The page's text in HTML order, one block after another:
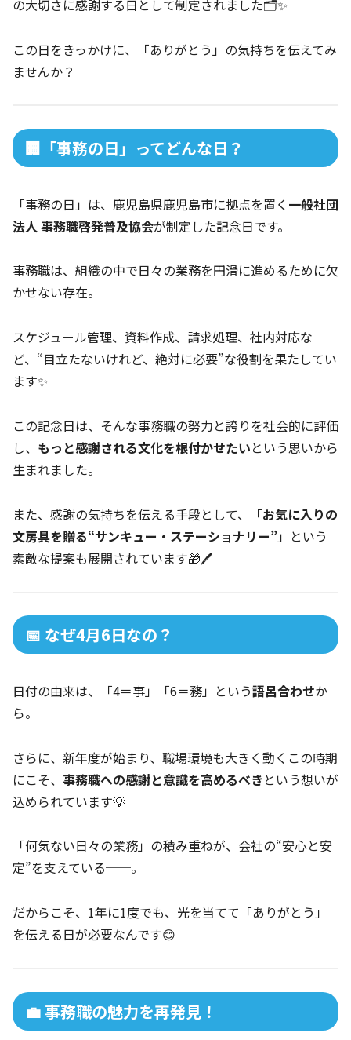
の大切さに感謝する日として制定されました🗂️✨
この日をきっかけに、「ありがとう」の気持ちを伝えてみ
ませんか？
🏢「事務の日」ってどんな日？
「事務の日」は、鹿児島県鹿児島市に拠点を置く 一般社団
法人 事務職啓発普及協会が制定した記念日です。
事務職は、組織の中で日々の業務を円滑に進めるために欠
かせない存在。
スケジュール管理、資料作成、請求処理、社内対応な
ど、“目立たないけれど、絶対に必要”な役割を果たしてい
ます✨
この記念日は、そんな事務職の努力と誇りを社会的に評価
し、 もっと感謝される文化を根付かせたいという思いから
生まれました。
また、感謝の気持ちを伝える手段として、「お気に入りの
文房具を贈る“サンキュー・ステーショナリー”」という
素敵な提案も展開されています🎁🖊️
📅 なぜ4月6日なの？
日付の由来は、「4＝事」「6＝務」という語呂合わせか
ら。
さらに、新年度が始まり、職場環境も大きく動くこの時期
にこそ、 事務職への感謝と意識を高めるべき という想いが
込められています💡
「何気ない日々の業務」の積み重ねが、会社の“安心と安
定”を支えている──。
だからこそ、1年に1度でも、光を当てて「ありがとう」
を伝える日が必要なんです😊
💼 事務職の魅力を再発見！